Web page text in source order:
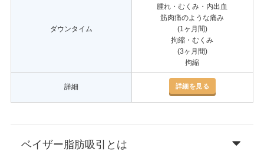
ダウンタイム
腫れ・むくみ・内出血
筋肉痛のような痛み
(1ヶ月間)
拘縮・むくみ
(3ヶ月間)
拘縮
詳細 詳細を見る
ベイザー脂肪吸引とは